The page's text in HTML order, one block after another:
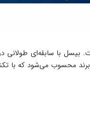
با سابقه‌ای